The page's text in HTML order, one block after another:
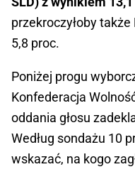
przekroczyłoby
5,8 proc.
Poniżej progu
Konfederacja
oddania głosu
Według sondażu 10
wskazać, na kogo